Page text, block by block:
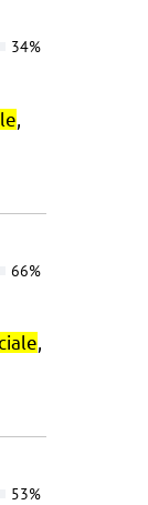
34%
,
66%
,
53%